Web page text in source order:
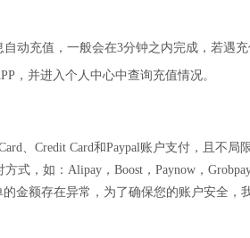
动充值，一般会在3分钟之内完成，若遇
，并进入个人中心中查询充值情况。
、Credit Card和Paypal账户支付，且不局
式，如：Alipay，Boost，Paynow，Grobpay
金额存在异常，为了确保您的账户安全，